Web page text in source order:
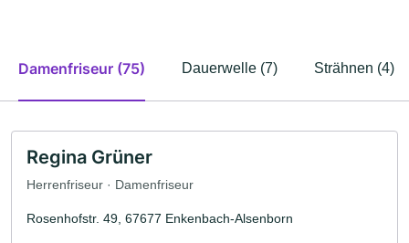
Damenfriseur (75) Dauerwelle (7) Strähnen (4)
Regina Grüner
Herrenfriseur · Damenfriseur
Rosenhofstr. 49, 67677 Enkenbach-Alsenborn